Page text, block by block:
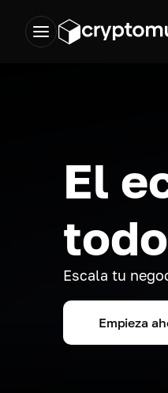
El
Escala tu
Empieza